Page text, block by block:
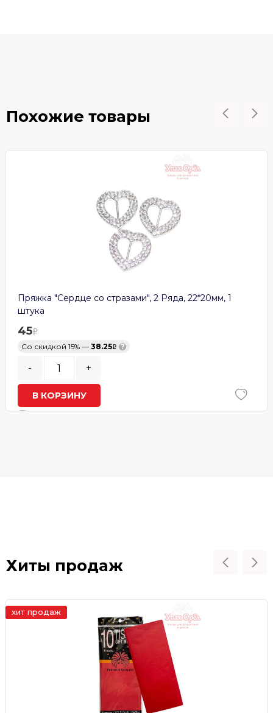
Похожие товары
Пряжка "Сердце со стразами", 2 Ряда, 22*20мм, 1
штука
45
Со скидкой 15% — 38.25 ?
- +
В КОРЗИНУ
Хиты продаж
хит продаж